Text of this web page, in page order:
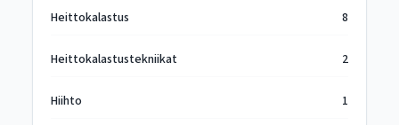
Heittokalastus 8
Heittokalastustekniikat 2
Hiihto 1